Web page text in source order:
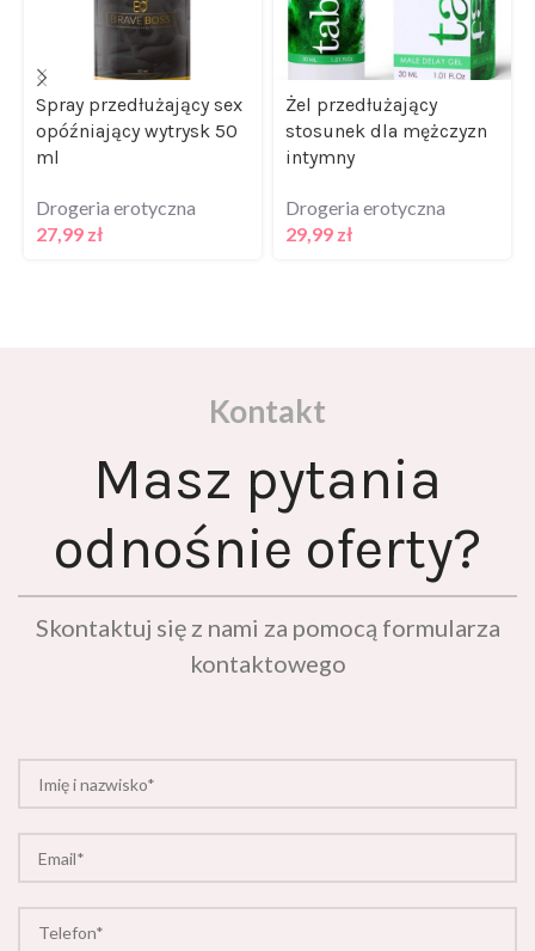
Spray przedłużający sex
opóźniający wytrysk 50
ml
27,99zł
Żel przedłużający
stosunek dla mężczyzn
intymny
29,99zł
Masz pytania
odnośnie oferty?
Skontaktuj się z nami za pomocą formularza
kontaktowego